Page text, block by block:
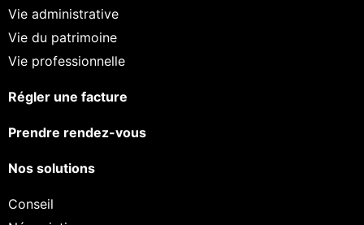
Vie administrative
Vie du patrimoine
Vie professionnelle
Régler une facture
Prendre rendez-vous
Nos solutions
Conseil